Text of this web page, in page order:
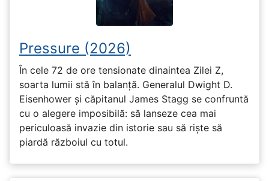
Pressure (2026)
În cele 72 de ore tensionate dinaintea Zilei Z,
soarta lumii stă în balanță. Generalul Dwight D.
Eisenhower și căpitanul James Stagg se confruntă
cu o alegere imposibilă: să lanseze cea mai
periculoasă invazie din istorie sau să riște să
piardă războiul cu totul.